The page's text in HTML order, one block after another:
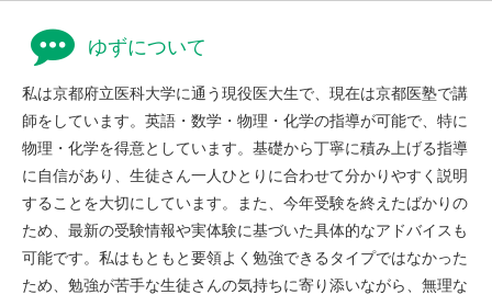
ゆずについて
私は京都府立医科大学に通う現役医大生で、現在は京都医塾で講
師をしています。英語・数学・物理・化学の指導が可能で、特に
物理・化学を得意としています。基礎から丁寧に積み上げる指導
に自信があり、生徒さん一人ひとりに合わせて分かりやすく説明
することを大切にしています。また、今年受験を終えたばかりの
ため、最新の受験情報や実体験に基づいた具体的なアドバイスも
可能です。私はもともと要領よく勉強できるタイプではなかった
ため、勉強が苦手な生徒さんの気持ちに寄り添いながら、無理な